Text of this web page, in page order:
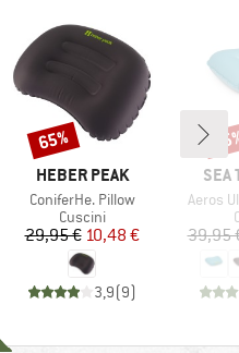
MARCHIO
HEBER PEAK
Articolo
ConiferHe. Pillow
Gruppo di prodotti
Cuscini
Prezzo
29,95 €Prezzo ridotto
10,48 €
3,9(9)
Sconto
65%
SEA
Articolo
Aeros
39,95